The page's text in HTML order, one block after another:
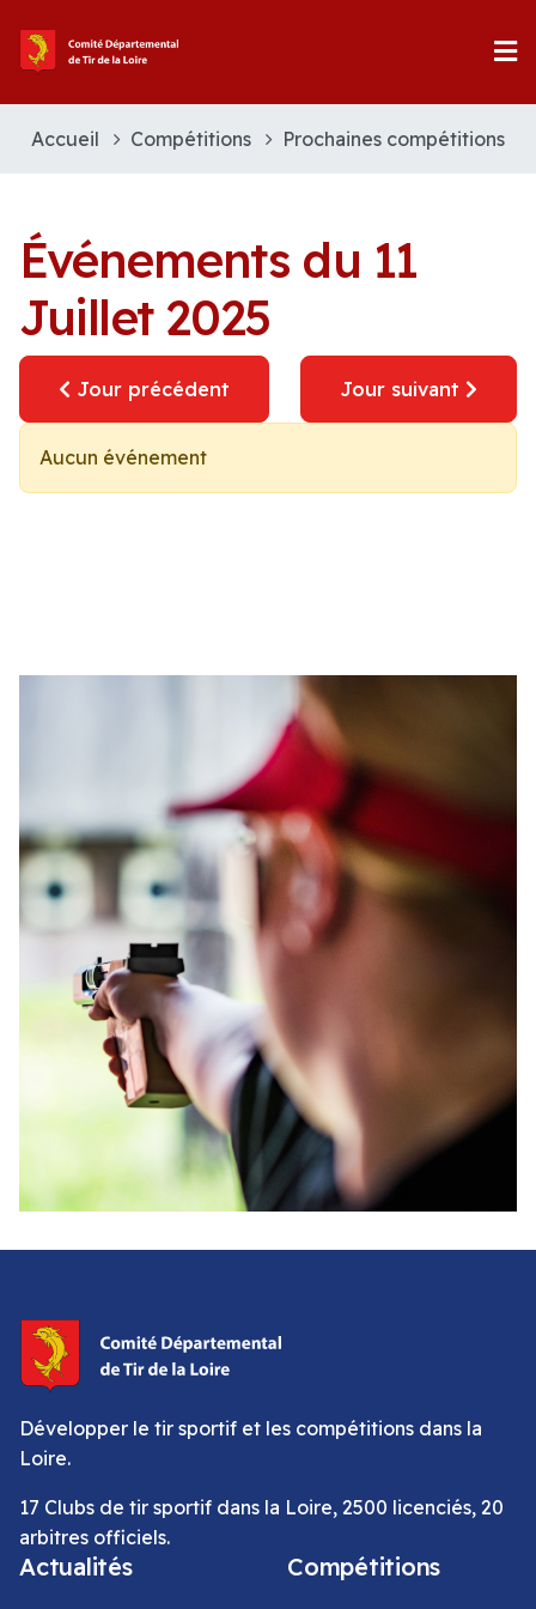
Accueil Compétitions Prochaines compétitions
Événements du 11
Juillet 2025
Jour précédent Jour suivant
Aucun événement
Développer le tir sportif et les compétitions dans la
Loire.
17 Clubs de tir sportif dans la Loire, 2500 licenciés, 20
arbitres officiels.
Actualités Compétitions